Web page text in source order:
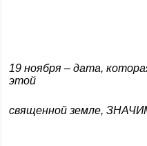
19 ноября – дата,
этой
священной земле,